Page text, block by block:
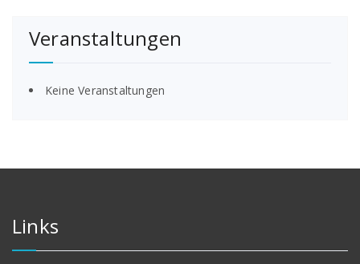
Veranstaltungen
Keine Veranstaltungen
Links